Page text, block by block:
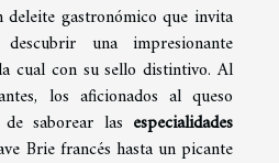
gastronómico que invita
una impresionante
cual con su sello distintivo. Al
los aficionados al queso
saborear las especialidades
Brie francés hasta un picante